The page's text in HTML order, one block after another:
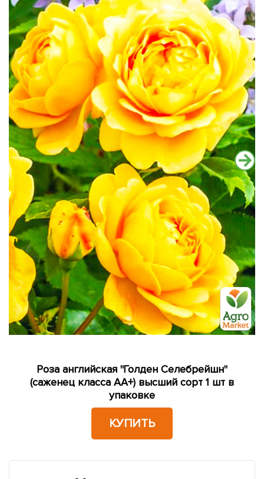
Роза английская "Голден Селебрейшн"
(саженец класса АА+) высший сорт 1 шт в
упаковке
КУПИТЬ